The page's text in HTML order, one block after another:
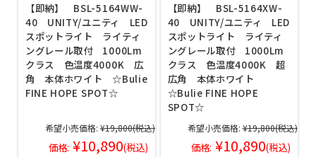
【即納】 BSL-5164WW-
40 UNITY/ユニティ LED
スポットライト ライティ
ングレール取付 1000Lm
クラス 色温度4000K 広
角 本体ホワイト ☆Bulie
FINE HOPE SPOT☆
希望小売価格: ¥19,800(税込)
価格: ¥10,890(税込)
【即納】 BSL-5164XW-
40 UNITY/ユニティ LED
スポットライト ライティ
ングレール取付 1000Lm
クラス 色温度4000K 超
広角 本体ホワイト
☆Bulie FINE HOPE
SPOT☆
希望小売価格: ¥19,800(税込)
価格: ¥10,890(税込)